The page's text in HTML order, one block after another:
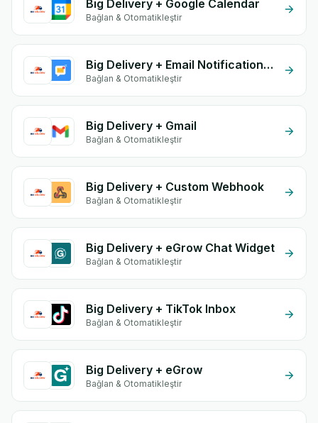
Big Delivery + Google Calendar
Bağlan & Otomatikleştir
Big Delivery + Email Notifications by eGrow
Bağlan & Otomatikleştir
Big Delivery + Gmail
Bağlan & Otomatikleştir
Big Delivery + Custom Webhook
Bağlan & Otomatikleştir
Big Delivery + eGrow Chat Widget
Bağlan & Otomatikleştir
Big Delivery + TikTok Inbox
Bağlan & Otomatikleştir
Big Delivery + eGrow
Bağlan & Otomatikleştir